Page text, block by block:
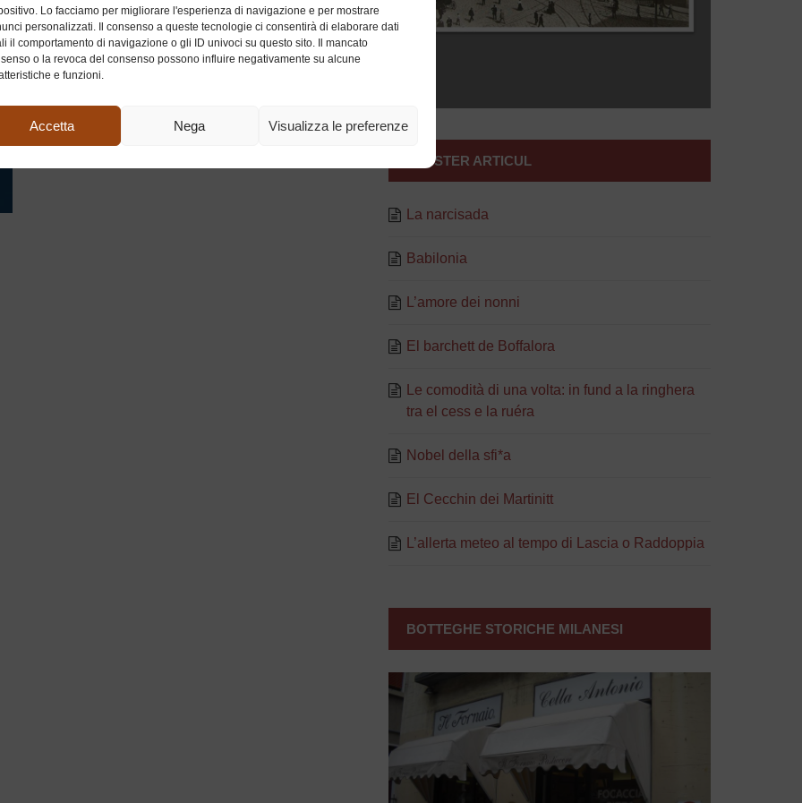
Lo facciamo per migliorare l'esperienza di navigazione e per mostrare
personalizzati. Il consenso a queste tecnologie ci consentirà di elaborare dati
il comportamento di navigazione o gli ID univoci su questo sito. Il mancato
o la revoca del consenso possono influire negativamente su alcune
e funzioni.
Accetta Nega Visualizza le preferenze
I NAVIGATOR
31 Maggio 2021
Scopo dei navigator dovrebbe essere quello di
trovare lavoro ai percettori del reddito di
cittadinanza, almeno così ci sono stati presentati.
I NOSTER ARTICUL
La narcisada
Babilonia
L’amore dei nonni
El barchett de Boffalora
Le comodità di una volta: in fund a la ringhera
tra el cess e la ruéra
Nobel della sfi*a
El Cecchin dei Martinitt
L’allerta meteo al tempo di Lascia o Raddoppia
BOTTEGHE STORICHE MILANESI